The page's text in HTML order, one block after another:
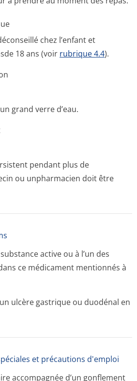
chez l’enfant et
18 ans (voir rubrique 4.4).
grand verre d’eau.
pendant plus de
ou unpharmacien doit être
active ou à l’un des
ce médicament mentionnés à
ulcère gastrique ou duodénal en
et précautions d'emploi
accompagnée d’un gonflement